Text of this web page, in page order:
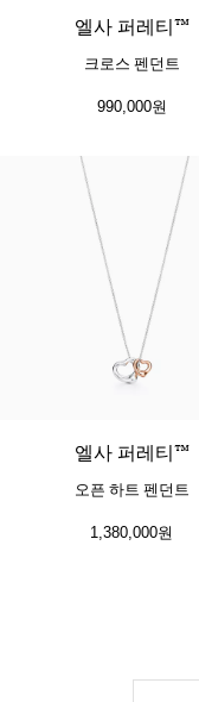
엘사 퍼레티™
크로스 펜던트
990,000원
엘사 퍼레티™
오픈 하트 펜던트
1,380,000원